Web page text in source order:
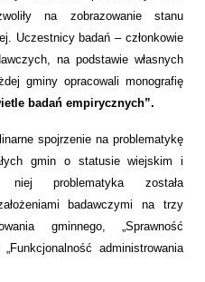
na zobrazowanie stanu
Uczestnicy badań – członkowie
na podstawie własnych
gminy opracowali monografię
badań empirycznych”.
spojrzenie na problematykę
gmin o statusie wiejskim i
problematyka została
badawczymi na trzy
gminnego, „Sprawność
administrowania